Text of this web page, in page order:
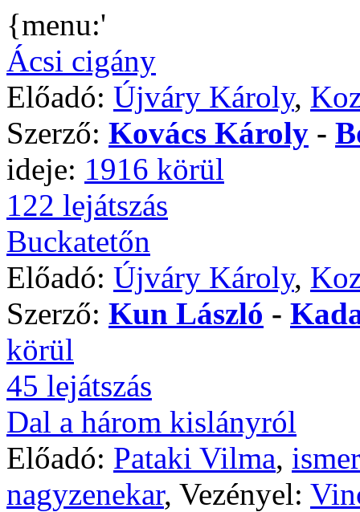
{menu:'
Ácsi cigány
Előadó: Újváry Károly,
Szerző: Kovács Károly -
ideje: 1916 körül
122 lejátszás
Buckatetőn
Előadó: Újváry Károly,
Szerző: Kun László -
körül
45 lejátszás
Dal a három kislányról
Előadó: Pataki Vilma,
nagyzenekar, Vezényel: